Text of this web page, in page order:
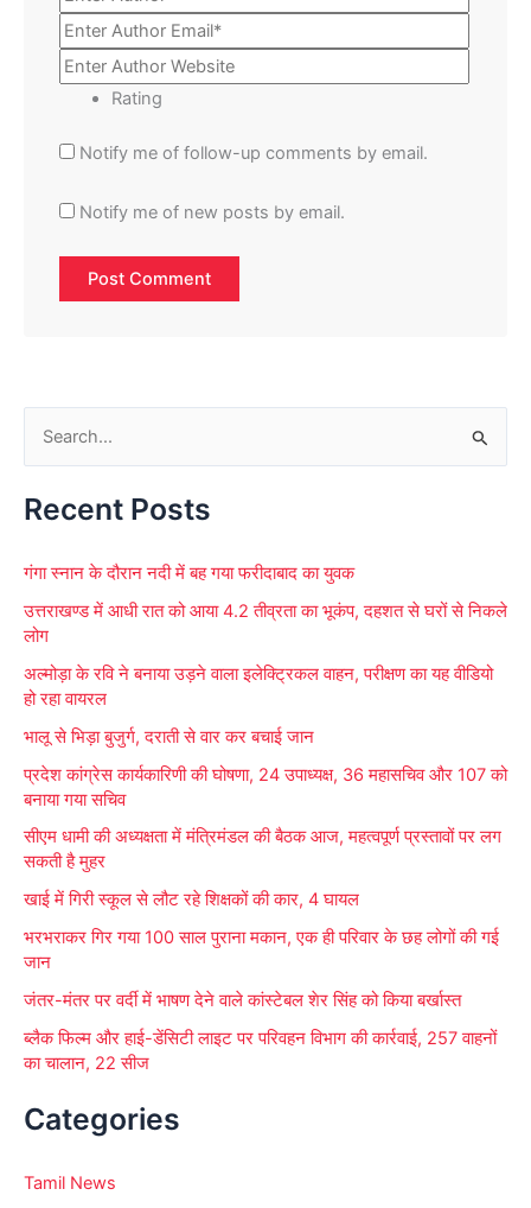
Rating
Notify me of follow-up comments by email.
Notify me of new posts by email.
a
c
h
f
o
Recent Posts
गंगा स्नान के दौरान नदी में बह गया फरीदाबाद का युवक
उत्तराखण्ड में आधी रात को आया 4.2 तीव्रता का भूकंप, दहशत से घरों से निकले
लोग
अल्मोड़ा के रवि ने बनाया उड़ने वाला इलेक्ट्रिकल वाहन, परीक्षण का यह वीडियो
हो रहा वायरल
भालू से भिड़ा बुजुर्ग, दराती से वार कर बचाई जान
प्रदेश कांग्रेस कार्यकारिणी की घोषणा, 24 उपाध्यक्ष, 36 महासचिव और 107 को
बनाया गया सचिव
सीएम धामी की अध्यक्षता में मंत्रिमंडल की बैठक आज, महत्वपूर्ण प्रस्तावों पर लग
सकती है मुहर
खाई में गिरी स्कूल से लौट रहे शिक्षकों की कार, 4 घायल
भरभराकर गिर गया 100 साल पुराना मकान, एक ही परिवार के छह लोगों की गई
जान
जंतर-मंतर पर वर्दी में भाषण देने वाले कांस्टेबल शेर सिंह को किया बर्खास्त
ब्लैक फिल्म और हाई-डेंसिटी लाइट पर परिवहन विभाग की कार्रवाई, 257 वाहनों
का चालान, 22 सीज
Categories
Tamil News